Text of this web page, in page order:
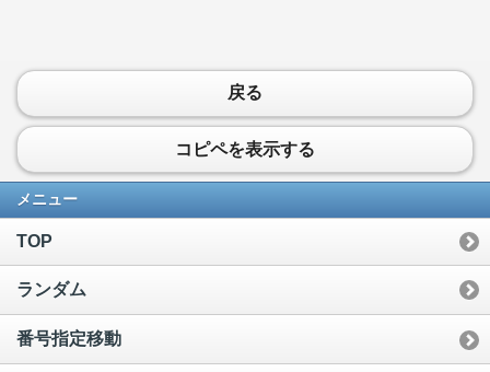
戻る
コピペを表示する
メニュー
TOP
ランダム
番号指定移動